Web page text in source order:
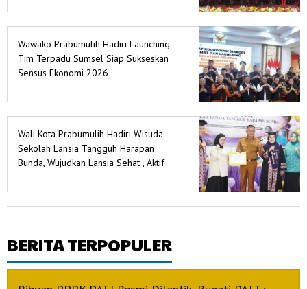
Wawako Prabumulih Hadiri Launching
Tim Terpadu Sumsel Siap Sukseskan
Sensus Ekonomi 2026
Wali Kota Prabumulih Hadiri Wisuda
Sekolah Lansia Tangguh Harapan
Bunda, Wujudkan Lansia Sehat , Aktif
BERITA TERPOPULER